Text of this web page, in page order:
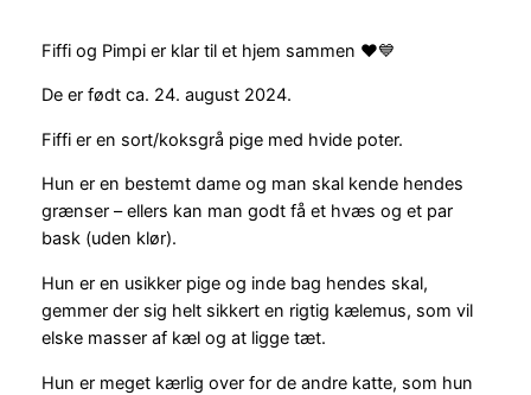
Fiffi og Pimpi er klar til et hjem sammen ❤️💙
De er født ca. 24. august 2024.
Fiffi er en sort/koksgrå pige med hvide poter.
Hun er en bestemt dame og man skal kende hendes
grænser – ellers kan man godt få et hvæs og et par
bask (uden klør).
Hun er en usikker pige og inde bag hendes skal,
gemmer der sig helt sikkert en rigtig kælemus, som vil
elske masser af kæl og at ligge tæt.
Hun er meget kærlig over for de andre katte, som hun